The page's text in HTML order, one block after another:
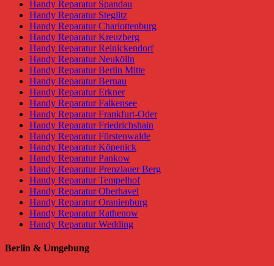
Handy Reparatur Spandau
Handy Reparatur Steglitz
Handy Reparatur Charlottenburg
Handy Reparatur Kreuzberg
Handy Reparatur Reinickendorf
Handy Reparatur Neukölln
Handy Reparatur Berlin Mitte
Handy Reparatur Bernau
Handy Reparatur Erkner
Handy Reparatur Falkensee
Handy Reparatur Frankfurt-Oder
Handy Reparatur Friedrichshain
Handy Reparatur Fürstenwalde
Handy Reparatur Köpenick
Handy Reparatur Pankow
Handy Reparatur Prenzlauer Berg
Handy Reparatur Tempelhof
Handy Reparatur Oberhavel
Handy Reparatur Oranienburg
Handy Reparatur Rathenow
Handy Reparatur Wedding
Berlin & Umgebung